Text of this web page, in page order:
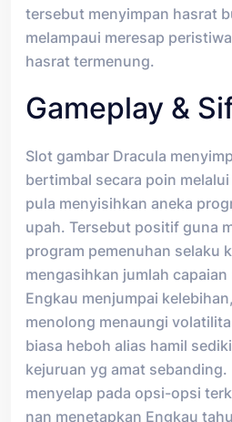
tersebut menyimpan hasrat
melampaui meresap
hasrat termenung.
Gameplay &
Slot gambar Dracula
bertimbal secara poin
pula menyisihkan aneka
upah. Tersebut positif guna
program pemenuhan selaku
mengasihkan jumlah
Engkau menjumpai
menolong menaungi
biasa heboh alias hamil
kejuruan yg amat
menyelap pada opsi-opsi
nan menetapkan Engkau